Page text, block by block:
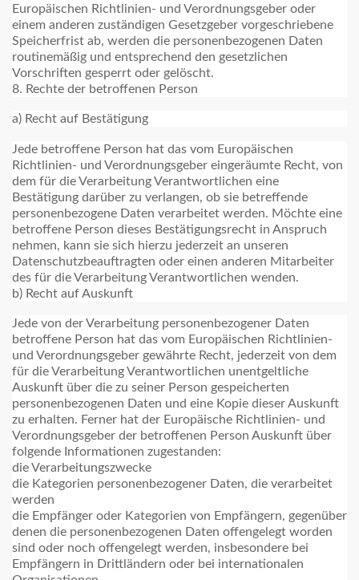
Europäischen Richtlinien- und Verordnungsgeber oder
einem anderen zuständigen Gesetzgeber vorgeschriebene
Speicherfrist ab, werden die personenbezogenen Daten
routinemäßig und entsprechend den gesetzlichen
Vorschriften gesperrt oder gelöscht.
8. Rechte der betroffenen Person
a) Recht auf Bestätigung
Jede betroffene Person hat das vom Europäischen
Richtlinien- und Verordnungsgeber eingeräumte Recht, von
dem für die Verarbeitung Verantwortlichen eine
Bestätigung darüber zu verlangen, ob sie betreffende
personenbezogene Daten verarbeitet werden. Möchte eine
betroffene Person dieses Bestätigungsrecht in Anspruch
nehmen, kann sie sich hierzu jederzeit an unseren
Datenschutzbeauftragten oder einen anderen Mitarbeiter
des für die Verarbeitung Verantwortlichen wenden.
b) Recht auf Auskunft
Jede von der Verarbeitung personenbezogener Daten
betroffene Person hat das vom Europäischen Richtlinien-
und Verordnungsgeber gewährte Recht, jederzeit von dem
für die Verarbeitung Verantwortlichen unentgeltliche
Auskunft über die zu seiner Person gespeicherten
personenbezogenen Daten und eine Kopie dieser Auskunft
zu erhalten. Ferner hat der Europäische Richtlinien- und
Verordnungsgeber der betroffenen Person Auskunft über
folgende Informationen zugestanden:
die Verarbeitungszwecke
die Kategorien personenbezogener Daten, die verarbeitet
werden
die Empfänger oder Kategorien von Empfängern, gegenüber
denen die personenbezogenen Daten offengelegt worden
sind oder noch offengelegt werden, insbesondere bei
Empfängern in Drittländern oder bei internationalen